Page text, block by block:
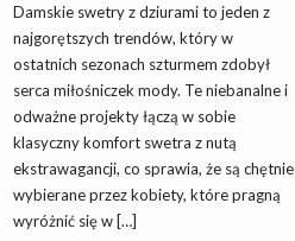
Damskie swetry z dziurami to jeden z
najgorętszych trendów, który w
ostatnich sezonach szturmem zdobył
serca miłośniczek mody. Te niebanalne i
odważne projekty łączą w sobie
klasyczny komfort swetra z nutą
ekstrawagancji, co sprawia, że są chętnie
wybierane przez kobiety, które pragną
wyróżnić się w […]